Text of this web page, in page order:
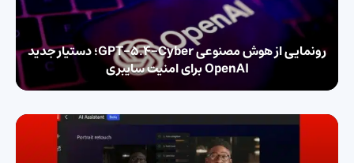
رونمایی از هوش مصنوعی GPT-5.4-Cyber؛ دستیار جدید
OpenAI برای امنیت سایبری